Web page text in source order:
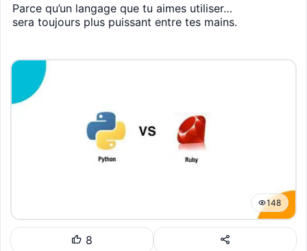
Parce qu’un langage que tu aimes utiliser…
sera toujours plus puissant entre tes mains.
148
8